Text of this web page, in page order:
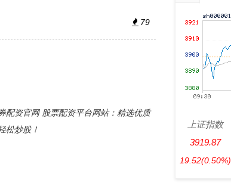
79
配资官网 股票配资平台网站：精选优质
松炒股！
上证指数
3919.87
19.52(0.50%)